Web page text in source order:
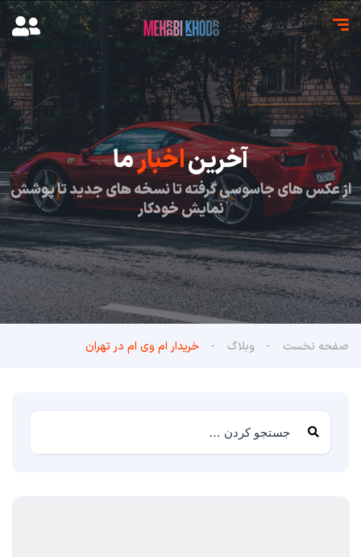
آخریناخبارما
از عکس های جاسوسی گرفته تا نسخه های جدید تا پوشش
نمایش خودکار
صفحه نخست وبلاگ خریدار ام وی ام‌ در تهران